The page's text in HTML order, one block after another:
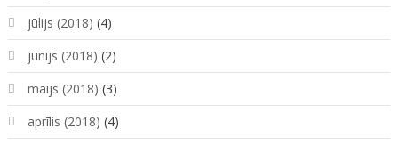
jūlijs (2018) (4)
jūnijs (2018) (2)
maijs (2018) (3)
aprīlis (2018) (4)